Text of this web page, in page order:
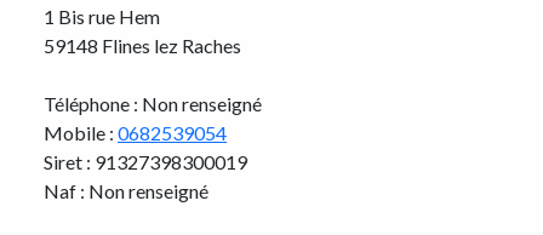
1 Bis rue Hem
59148 Flines lez Raches
Téléphone : Non renseigné
Mobile : 0682539054
Siret : 91327398300019
Naf : Non renseigné